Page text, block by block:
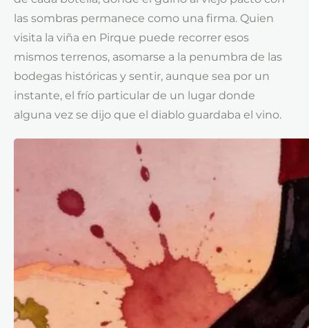
las sombras permanece como una firma. Quien
visita la viña en Pirque puede recorrer esos
mismos terrenos, asomarse a la penumbra de las
bodegas históricas y sentir, aunque sea por un
instante, el frío particular de un lugar donde
alguna vez se dijo que el diablo guardaba el vino.